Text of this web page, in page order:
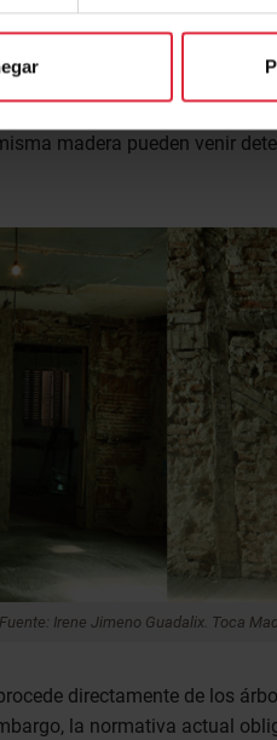
de este diagnóstico.
es un material que
existentes, como por la
madera pueden venir
Irene Jimeno Guadalix. Toca
directamente de los
la normativa actual